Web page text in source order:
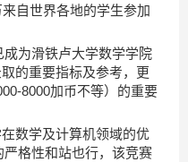
自世界各地的学生参加
为滑铁卢大学数学学院
的重要指标及参考，更
8000加币不等）的重要
数学及计算机领域的优
格性和站也行，该竞赛